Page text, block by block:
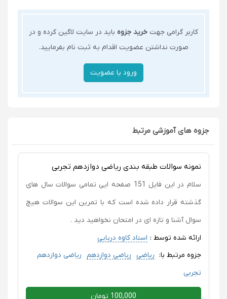
کاربر گرامی جهت خرید جزوه باید در سایت لاگین کرده و در
صورت نداشتن عضویت اقدام به ثبت نام بفرمایید.
جزوه های آموزشی مرتبط
نمونه سوالات طبقه بندی ریاضی دوازدهم تجربی
سلام در این فایل 151 صفحه ایی تمامی سوالات سال های
گذشته قرار داده شده است که با تمرین این سوالات هیچ
سوال آشنا و تازه ای در امتحان نخواهید دید .
ارائه شده توسط : استاد کاوه دریایی
جزوه مرتبط با: ریاضی ریاضی دوازدهم ریاضی دوازدهم
تجربی
100,000 تومان